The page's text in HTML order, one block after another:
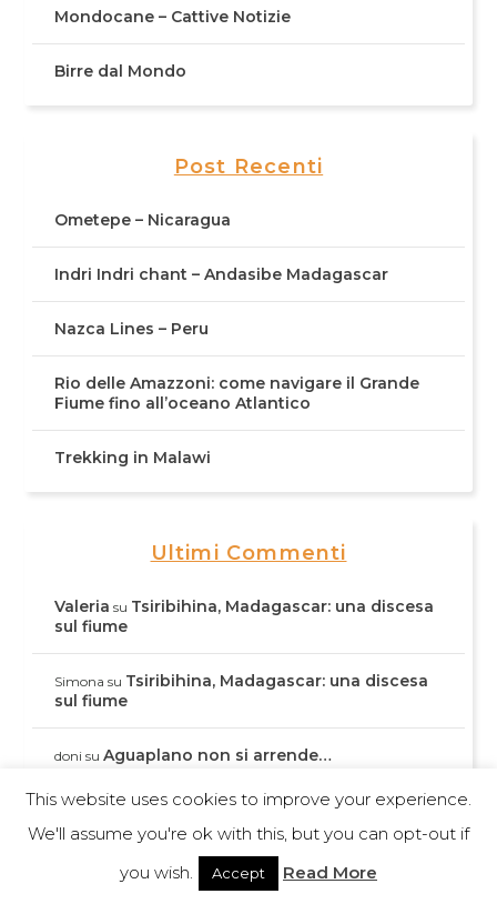
Mondocane – Cattive Notizie
Birre dal Mondo
Post Recenti
Ometepe – Nicaragua
Indri Indri chant – Andasibe Madagascar
Nazca Lines – Peru
Rio delle Amazzoni: come navigare il Grande
Fiume fino all’oceano Atlantico
Trekking in Malawi
Ultimi Commenti
Valeria su Tsiribihina, Madagascar: una discesa
sul fiume
Simona su Tsiribihina, Madagascar: una discesa
sul fiume
doni suAguaplano non si arrende…
Gianni suIl viaggio immobile
su Di ritorno dal Madagascar
This website uses cookies to improve your experience.
We'll assume you're ok with this, but you can opt-out if
you wish.
Accept Read More